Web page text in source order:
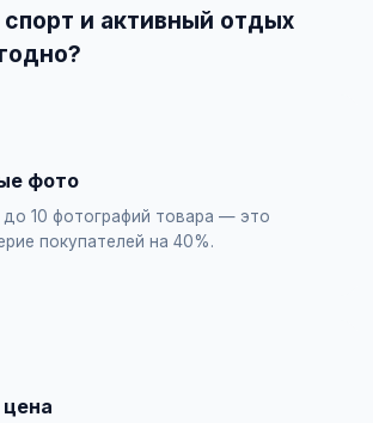
и активный отдых
фото
10 фотографий товара — это
покупателей на 40%.